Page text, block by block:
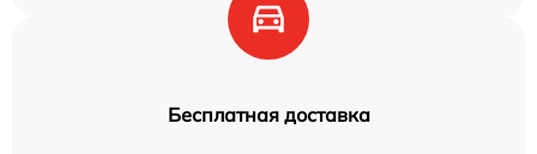
Бесплатная доставка